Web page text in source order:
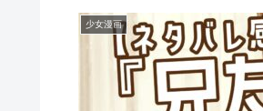
少女漫画